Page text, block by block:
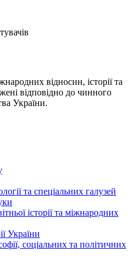
відносин, історії та
відповідно до чинного
України.
та спеціальних галузей
історії та міжнародних
України
соціальних та політичних